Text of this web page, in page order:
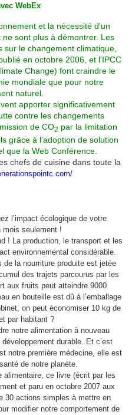
WebEx
et la nécessité d'un
sont plus à démontrer. Les
sur le changement climatique,
en octobre 2006, et l'IPCC
Change) font craindre le
mondiale que pour notre
naturel.
apporter significativement
contre les changements
de CO2 par la limitation
grâce à l’adoption de solution
que la Web Conférence.
chefs de cuisine dans toute la
l’impact écologique de votre
mois seulement !
! La production, le transport et les
environnemental considérable.
de la nourriture produite est jetée
des trajets parcourus par les
aux fruits peut atteindre 9000
en bouteille est dû à l’emballage
on peut économiser 10 kg de
par habitant ?
notre alimentation à nouveau
durable. Et c’est
notre première médecine, elle est
de notre planète.
alimentaire, ce livre (écrit par les
et paru en octobre 2007 aux
30 actions simples à mettre en
modifier notre comportement de